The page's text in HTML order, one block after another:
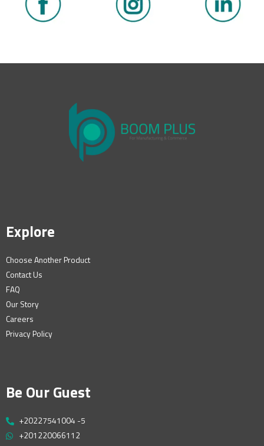
Explore
Choose Another Product
Contact Us
FAQ
Our Story
Careers
Privacy Policy
Be Our Guest
+20227541004 -5
+201220066112